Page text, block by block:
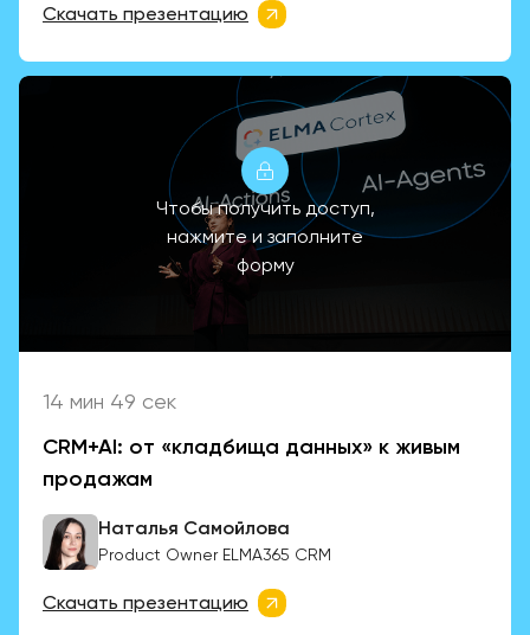
Скачать презентацию
Чтобы получить доступ,
нажмите и заполните
форму
14 мин 49 сек
CRM+AI: от «кладбища данных» к живым
продажам
Наталья Самойлова
Product Owner ELMA365 СRM
Скачать презентацию